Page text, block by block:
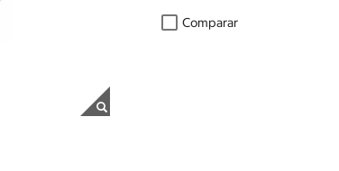
Comparar